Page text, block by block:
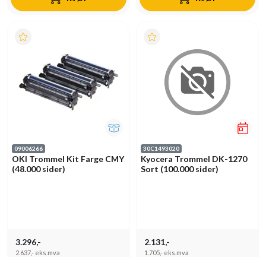
09006266
OKI Trommel Kit Farge CMY
(48.000 sider)
3.296,-
2.637,- eks.mva
30C1493020
Kyocera Trommel DK-1270
Sort (100.000 sider)
2.131,-
1.705,- eks.mva